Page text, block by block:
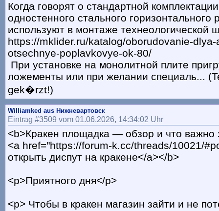
Когда говорят о стандартной
одностенного стального горизонтального
используют в монтаже технеологической
https://mklider.ru/katalog/oborudovanie-
otsechnye-poplavkovye-ok-80/
При установке на монолитной плите
ложементы или при желании специаль...
gek�rzt!)
Williamked aus Нижневартовск
Eintrag #3509 vom 01.06.2026, 14:34:02 Uhr
<b>Кракен площадка — обзор и что важно
<a href="https://forum-k.cc/threads/10021/
открыть диспут на кракене</a></b>
<p>Приятного дня</p>
<p> Чтобы в кракен магазин зайти и не